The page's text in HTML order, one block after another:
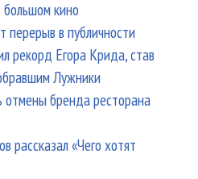
кино
перерыв в публичности
рекорд Егора Крида, став
Лужники
отмены бренда ресторана
рассказал «Чего хотят